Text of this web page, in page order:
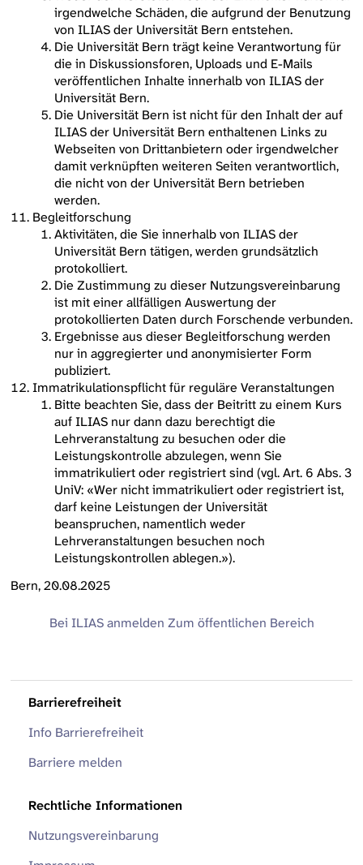
irgendwelche Schäden, die aufgrund der Benutzung
von ILIAS der Universität Bern entstehen.
Die Universität Bern trägt keine Verantwortung für
die in Diskussionsforen, Uploads und E-Mails
veröffentlichen Inhalte innerhalb von ILIAS der
Universität Bern.
Die Universität Bern ist nicht für den Inhalt der auf
ILIAS der Universität Bern enthaltenen Links zu
Webseiten von Drittanbietern oder irgendwelcher
damit verknüpften weiteren Seiten verantwortlich,
die nicht von der Universität Bern betrieben
werden.
Begleitforschung
Aktivitäten, die Sie innerhalb von ILIAS der
Universität Bern tätigen, werden grundsätzlich
protokolliert.
Die Zustimmung zu dieser Nutzungsvereinbarung
ist mit einer allfälligen Auswertung der
protokollierten Daten durch Forschende verbunden.
Ergebnisse aus dieser Begleitforschung werden
nur in aggregierter und anonymisierter Form
publiziert.
Immatrikulationspflicht für reguläre Veranstaltungen
Bitte beachten Sie, dass der Beitritt zu einem Kurs
auf ILIAS nur dann dazu berechtigt die
Lehrveranstaltung zu besuchen oder die
Leistungskontrolle abzulegen, wenn Sie
immatrikuliert oder registriert sind (vgl. Art. 6 Abs. 3
UniV: «Wer nicht immatrikuliert oder registriert ist,
darf keine Leistungen der Universität
beanspruchen, namentlich weder
Lehrveranstaltungen besuchen noch
Leistungskontrollen ablegen.»).
Bern, 20.08.2025
Bei ILIAS anmelden Zum öffentlichen Bereich
Barrierefreiheit
Info Barrierefreiheit
Barriere melden
Rechtliche Informationen
Nutzungsvereinbarung